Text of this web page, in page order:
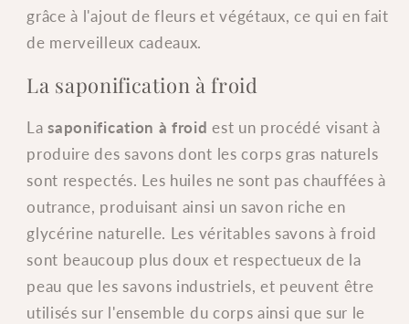
grâce à l'ajout de fleurs et végétaux, ce qui en fait
de merveilleux cadeaux.
La saponification à froid
Lasaponification à froid est un procédé visant à
produire des savons dont les corps gras naturels
sont respectés. Les huiles ne sont pas chauffées à
outrance, produisant ainsi un savon riche en
glycérine naturelle. Les véritables savons à froid
sont beaucoup plus doux et respectueux de la
peau que les savons industriels, et peuvent être
utilisés sur l'ensemble du corps ainsi que sur le